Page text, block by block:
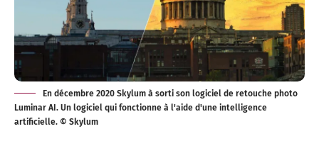
En décembre 2020 Skylum à sorti son logiciel de retouche photo
Luminar AI. Un logiciel qui fonctionne à l'aide d'une intelligence
artificielle. © Skylum